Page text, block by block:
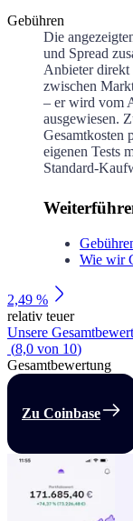
Gebühren
Die
und Spread
Anbieter direkt
zwischen
– er wird vom
ausgewiesen.
Gesamtkosten
eigenen Tests
Standard-
Wie wir
2,49 %
relativ teuer
Unsere
(8,0 von 10)
Gesamtbewertung
Zu Coinbase